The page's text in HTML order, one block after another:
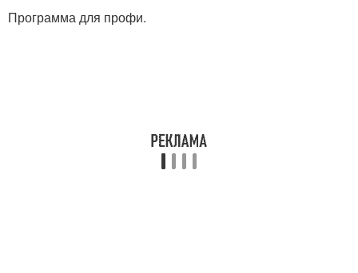
Программа для профи.